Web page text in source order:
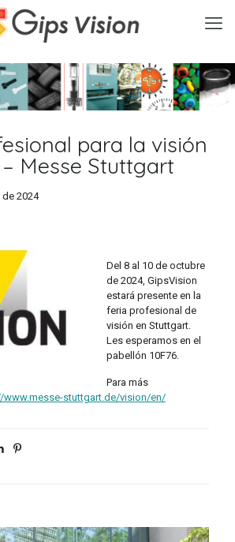
para la visión
Messe Stuttgart
2024
Del 8 al 10 de octubre
de 2024, GipsVision
estará presente en la
feria profesional de
visión en Stuttgart.
Les esperamos en el
pabellón 10F76.
Para más
www.messe-stuttgart.de/vision/en/